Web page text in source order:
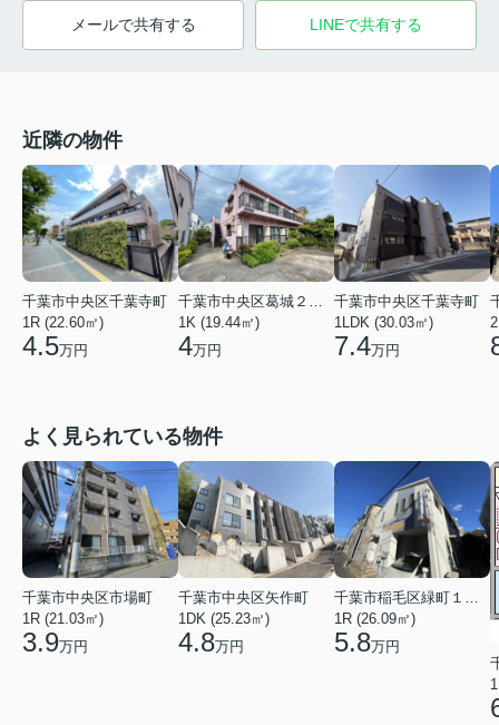
メールで共有する LINEで共有する
近隣の物件
千葉市中央区千葉寺町
1R (22.60㎡)
4.5万円
1K (19.44㎡)
4万円
千葉市中央区千葉寺町
1LDK (30.03㎡)
7.4万円
よく見られている物件
千葉市中央区市場町
1R (21.03㎡)
3.9万円
千葉市中央区矢作町
1DK (25.23㎡)
4.8万円
1R (26.09㎡)
5.8万円